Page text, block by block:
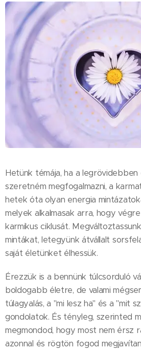
Hetünk témája, ha a legrövidebben
szeretném megfogalmazni, a
hetek óta olyan energia
melyek alkalmasak arra, hogy
karmikus ciklusát.
mintákat, letegyünk átvállalt
saját életünket élhessük.
Érezzük is a bennünk túlcsorduló
boldogabb életre, de valami
túlagyalás, a "mi lesz ha" és a "mit
gondolatok. És tényleg, szerinted
megmondod, hogy most nem érsz
azonnal és rögtön fogod